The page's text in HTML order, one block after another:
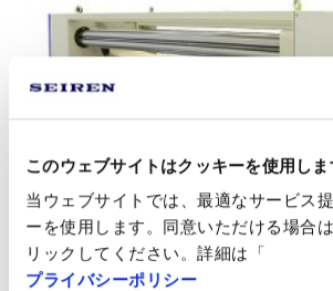
このウェブサイトはクッキーを使用しま
当ウェブサイトでは、最適なサービス
ーを使用します。同意いただける場合
リックしてください。詳細は「
プライバシーポリシー